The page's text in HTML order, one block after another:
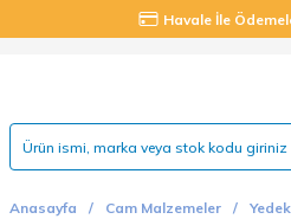
Havale İle
Anasayfa Cam Malzemeler